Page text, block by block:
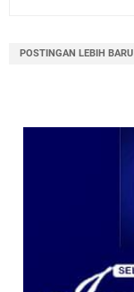
POSTINGAN LEBIH BARU